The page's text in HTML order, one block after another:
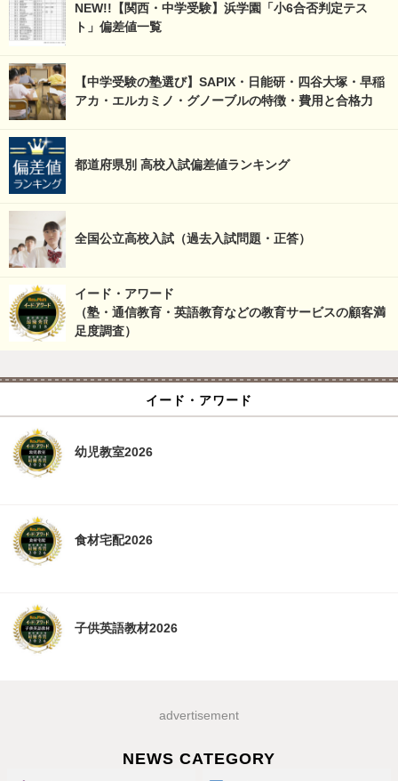
NEW!!【関西・中学受験】浜学園「小6合否判定テス
ト」偏差値一覧
【中学受験の塾選び】SAPIX・日能研・四谷大塚・早稲
アカ・エルカミノ・グノーブルの特徴・費用と合格力
都道府県別 高校入試偏差値ランキング
全国公立高校入試（過去入試問題・正答）
イード・アワード
（塾・通信教育・英語教育などの教育サービスの顧客満
足度調査）
イード・アワード
幼児教室2026
食材宅配2026
子供英語教材2026
advertisement
NEWS CATEGORY